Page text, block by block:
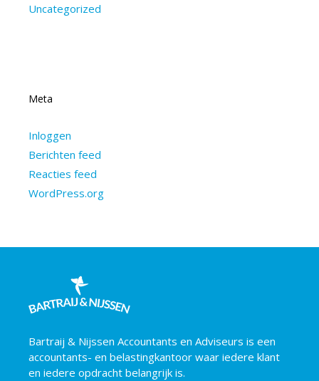
Uncategorized
Meta
Inloggen
Berichten feed
Reacties feed
WordPress.org
Bartraij & Nijssen Accountants en Adviseurs is een
accountants- en belastingkantoor waar iedere klant
en iedere opdracht belangrijk is.